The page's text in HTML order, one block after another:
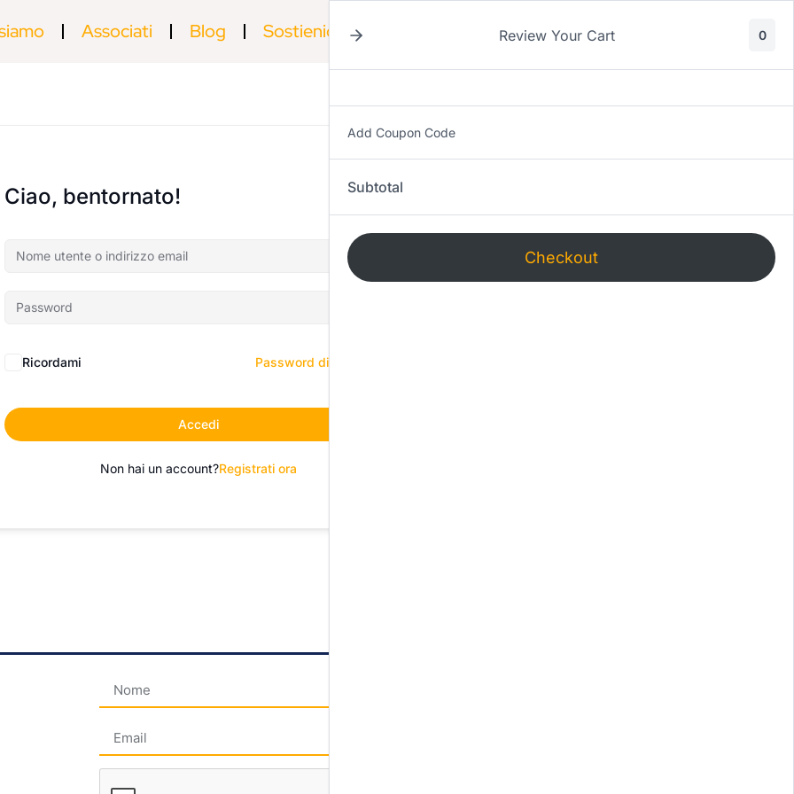
Associati Blog Sostienici
Ciao, bentornato!
Ricordami Password dimenticata?
Accedi
Non hai un account?Registrati ora
Review Your Cart 0
Add Coupon Code
Subtotal
Checkout